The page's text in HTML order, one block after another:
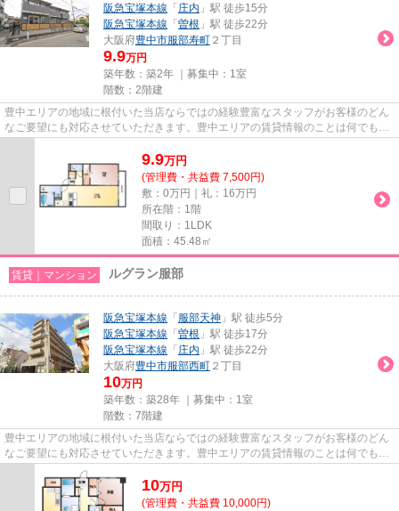
阪急宝塚本線 「 庄内 」駅 徒歩15分
阪急宝塚本線 「 曽根 」駅 徒歩22分
大阪府豊中市服部寿町 ２丁目
9.9万円
築年数：築2年 ｜募集中： 1室
階数：2階建
豊中エリアの地域に根付いた当店ならではの経験豊富なスタッフがお客様のどん
なご要望にも対応させていただきます。豊中エリアの賃貸情報のことは何でもお
9.9万円
(管理費・共益費 7,500円)
敷：0万円｜礼：16万円
所在階：1階
間取り：1LDK
面積：45.48㎡
賃貸｜マンション ルグラン服部
阪急宝塚本線 「 服部天神 」駅 徒歩5分
阪急宝塚本線 「 曽根 」駅 徒歩17分
阪急宝塚本線 「 庄内 」駅 徒歩22分
大阪府豊中市服部西町 ２丁目
10万円
築年数：築28年 ｜募集中： 1室
階数：7階建
豊中エリアの地域に根付いた当店ならではの経験豊富なスタッフがお客様のどん
なご要望にも対応させていただきます。豊中エリアの賃貸情報のことは何でもお
気軽にご相談ください。一生...
10万円
(管理費・共益費 10,000円)